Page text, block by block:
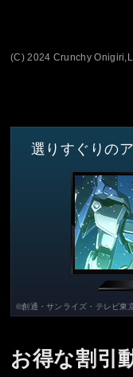
(C) 2024 Crunchy
選りすぐりの
©創通・サンライズ・テレビ東
お得な割引